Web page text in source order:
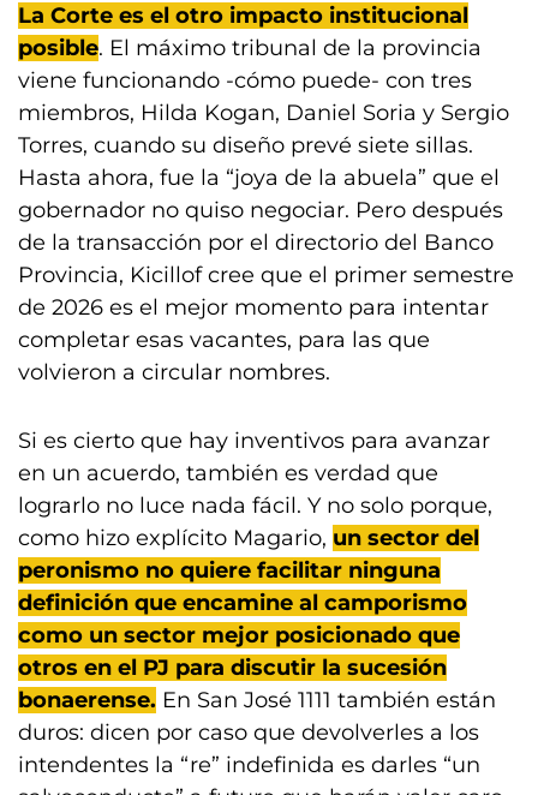
La Corte es el otro impacto institucional
posible. El máximo tribunal de la provincia
viene funcionando -cómo puede- con tres
miembros, Hilda Kogan, Daniel Soria y Sergio
Torres, cuando su diseño prevé siete sillas.
Hasta ahora, fue la “joya de la abuela” que el
gobernador no quiso negociar. Pero después
de la transacción por el directorio del Banco
Provincia, Kicillof cree que el primer semestre
de 2026 es el mejor momento para intentar
completar esas vacantes, para las que
volvieron a circular nombres.
Si es cierto que hay inventivos para avanzar
en un acuerdo, también es verdad que
lograrlo no luce nada fácil. Y no solo porque,
como hizo explícito Magario, un sector del
peronismo no quiere facilitar ninguna
definición que encamine al camporismo
como un sector mejor posicionado que
otros en el PJ para discutir la sucesión
bonaerense. En San José 1111 también están
duros: dicen por caso que devolverles a los
intendentes la “re” indefinida es darles “un